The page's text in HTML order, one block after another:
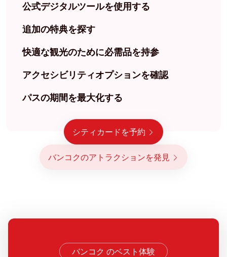
公式デジタルツールを使用する
追加の特典を探す
快適な観光のために必需品を持参
アクセシビリティオプションを確認
パスの期間を最大化する
シティカードを予約
バンコクのアトラクションを発見
バンコク のベスト体験